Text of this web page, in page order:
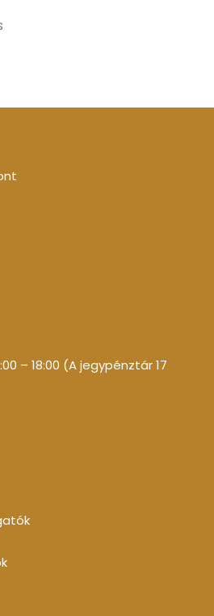
– 18:00 (A jegypénztár 17